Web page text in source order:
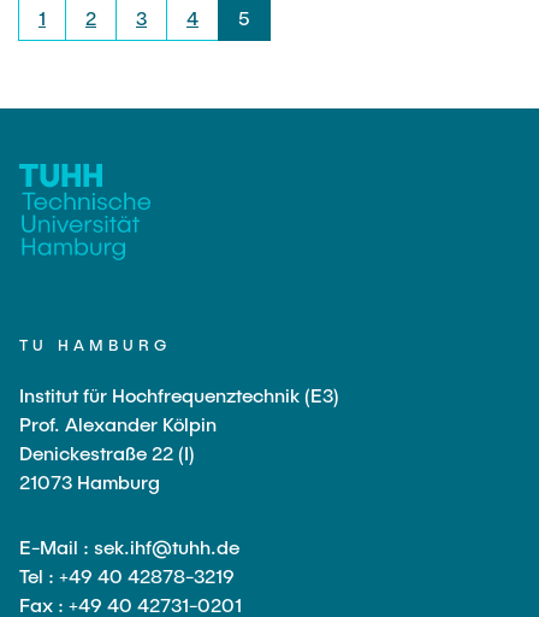
1 2 3 4 5
TU HAMBURG
Institut für Hochfrequenztechnik (E3)
Prof. Alexander Kölpin
Denickestraße 22 (I)
21073 Hamburg
E-Mail : sek.ihf@tuhh.de
Tel : +49 40 42878-3219
Fax : +49 40 42731-0201